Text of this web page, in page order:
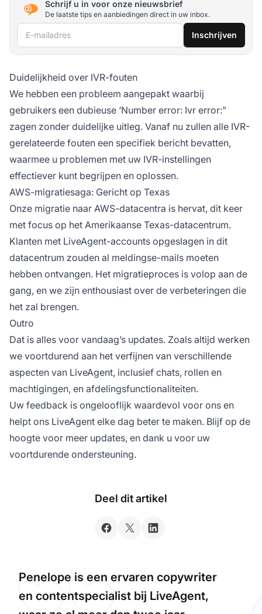
Schrijf u in voor onze nieuwsbrief
De laatste tips en aanbiedingen direct in uw inbox.
E-mailadres Inschrijven
Duidelijkheid over IVR-fouten
We hebben een probleem aangepakt waarbij
gebruikers een dubieuse ‘Number error: Ivr error:”
zagen zonder duidelijke uitleg. Vanaf nu zullen alle IVR-
gerelateerde fouten een specifiek bericht bevatten,
waarmee u problemen met uw IVR-instellingen
effectiever kunt begrijpen en oplossen.
AWS-migratiesaga: Gericht op Texas
Onze migratie naar AWS-datacentra is hervat, dit keer
met focus op het Amerikaanse Texas-datacentrum.
Klanten met LiveAgent-accounts opgeslagen in dit
datacentrum zouden al meldingse-mails moeten
hebben ontvangen. Het migratieproces is volop aan de
gang, en we zijn enthousiast over de verbeteringen die
het zal brengen.
Outro
Dat is alles voor vandaag’s updates. Zoals altijd werken
we voortdurend aan het verfijnen van verschillende
aspecten van LiveAgent, inclusief chats, rollen en
machtigingen, en afdelingsfunctionaliteiten.
Uw feedback is ongelooflijk waardevol voor ons en
helpt ons LiveAgent elke dag beter te maken. Blijf op de
hoogte voor meer updates, en dank u voor uw
voortdurende ondersteuning.
Deel dit artikel
Penelope is een ervaren copywriter
en contentspecialist bij LiveAgent,